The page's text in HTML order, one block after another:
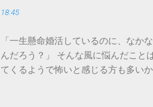
18:45
「一生懸命婚活しているのに、なか
んだろう？」 そんな風に悩んだこと
てくるようで怖いと感じる方も多い
結婚を掴み取るための 強力な武器